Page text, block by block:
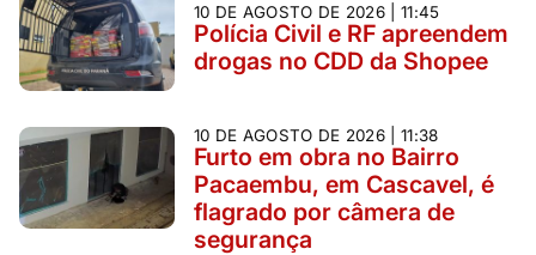
10 DE AGOSTO DE 2026 | 11:45
Polícia Civil e RF apreendem
drogas no CDD da Shopee
10 DE AGOSTO DE 2026 | 11:38
Furto em obra no Bairro
Pacaembu, em Cascavel, é
flagrado por câmera de
segurança